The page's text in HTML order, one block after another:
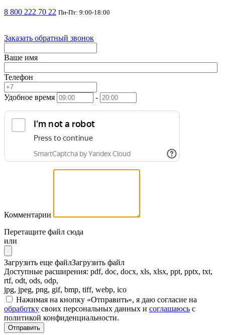
8 800 222 70 22 Пн-Пт: 9:00-18:00
Заказать обратный звонок
Ваше имя
Телефон
Удобное время -
Комментарии
Перетащите файл сюда
или
Загрузить еще файлЗагрузить файл
Доступные расширения: pdf, doc, docx, xls, xlsx, ppt, pptx, txt,
rtf, odt, ods, odp,
jpg, jpeg, png, gif, bmp, tiff, webp, ico
Нажимая на кнопку «Отправить», я даю согласие на
обработку своих персональных данных и соглашаюсь с
политикой конфиденциальности.
Отправить